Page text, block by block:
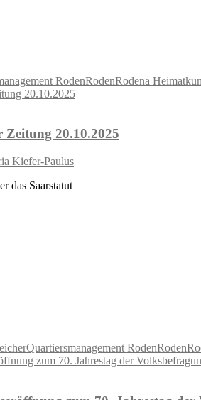
RodenRodenRodena
Zeitung 20.10.2025
Kiefer-Paulus
das Saarstatut
Quartiersmanagement RodenRoden